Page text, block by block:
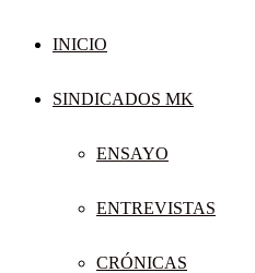
INICIO
SINDICADOS MK
ENSAYO
ENTREVISTAS
CRÓNICAS